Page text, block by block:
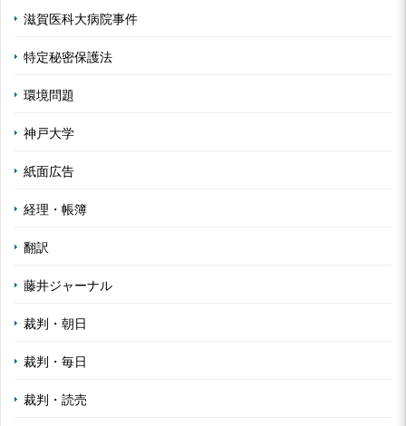
滋賀医科大病院事件
特定秘密保護法
環境問題
神戸大学
紙面広告
経理・帳簿
翻訳
藤井ジャーナル
裁判・朝日
裁判・毎日
裁判・読売